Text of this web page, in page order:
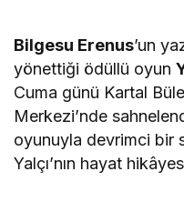
Bilgesu Erenus’un
yönettiği ödüllü oyun
Cuma günü Kartal
Merkezi’nde
oyunuyla devrimci bir
Yalçı’nın hayat